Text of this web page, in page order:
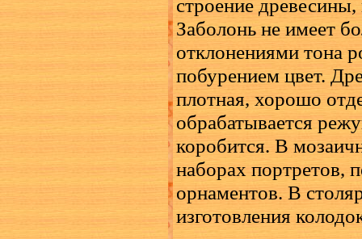
строение
Заболонь не имеет
отклонениями тона
побурением цвет.
плотная, хорошо
обрабатывается
коробится. В
наборах портретов,
орнаментов. В
изготовления